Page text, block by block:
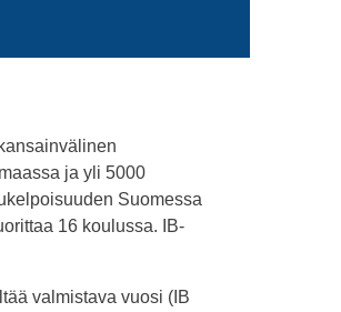
ja yli 5000
Suomessa
16 koulussa. IB-
valmistava vuosi (IB